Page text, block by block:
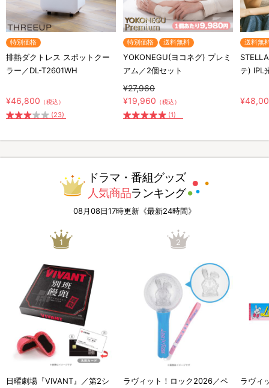
特別価格
排熱ダクトレス スポットクー
ラー／DL-T2601WH
¥46,800 （税込）
(23)
特別価格 送料無料
YOKONEGU(ヨコネグ) プレミ
アム／2個セット
¥27,960
¥19,960 （税込）
(1)
送料無
テ) IPL
ドラマ・番組グッズ
人気商品ランキング
08月08日17時更新《最新24時間》
1
日曜劇場『VIVANT』／第2シ
2
ラヴィット！ロック2026／ペ
ラヴィ